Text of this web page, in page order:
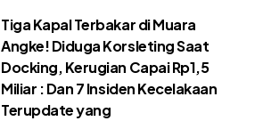
Tiga Kapal Terbakar di Muara
Angke! Diduga Korsleting Saat
Docking, Kerugian Capai Rp1,5
Miliar : Dan 7 Insiden Kecelakaan
Terupdate yang